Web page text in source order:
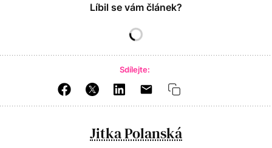
Líbil se vám článek?
Sdílejte:
Jitka Polanská